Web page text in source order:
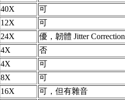
40X 可
12X 可
24X 優，韌體 Jitter Correction
4X 否
4X 可
8X 可
16X 可，但有雜音